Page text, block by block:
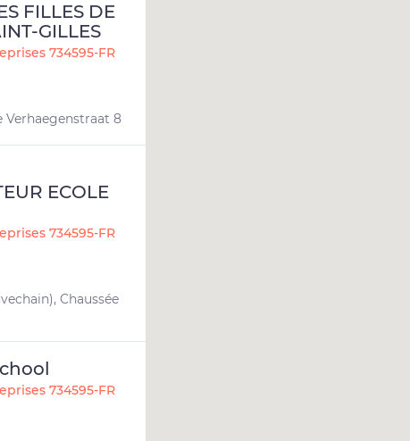
FILLES DE
GILLES
734595-FR
Verhaegenstraat 8
ECOLE
734595-FR
Chaussée
734595-FR